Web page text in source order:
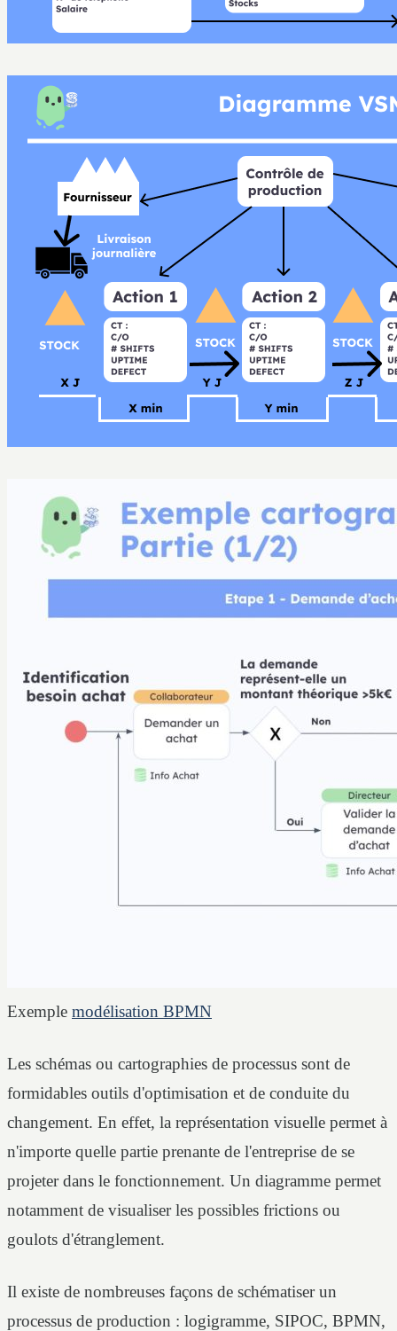
Exemple modélisation BPMN
Les schémas ou cartographies de processus sont de
formidables outils d'optimisation et de conduite du
changement. En effet, la représentation visuelle permet à
n'importe quelle partie prenante de l'entreprise de se
projeter dans le fonctionnement. Un diagramme permet
notamment de visualiser les possibles frictions ou
goulots d'étranglement.
Il existe de nombreuses façons de schématiser un
processus de production : logigramme, SIPOC, BPMN,